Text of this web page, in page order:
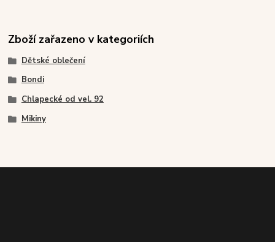
Zboží zařazeno v kategoriích
Dětské oblečení
Bondi
Chlapecké od vel. 92
Mikiny